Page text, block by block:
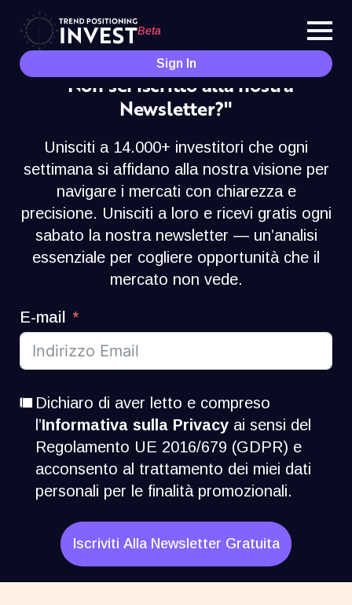
Beta
Sign In
"Non sei iscritto alla nostra
Newsletter?"
Unisciti a 14.000+ investitori che ogni
settimana si affidano alla nostra visione per
navigare i mercati con chiarezza e
precisione. Unisciti a loro e ricevi gratis ogni
sabato la nostra newsletter — un’analisi
essenziale per cogliere opportunità che il
mercato non vede.
E-mail
Dichiaro di aver letto e compreso
l’Informativa sulla Privacy ai sensi del
Regolamento UE 2016/679 (GDPR) e
acconsento al trattamento dei miei dati
personali per le finalità promozionali.
Iscriviti Alla Newsletter Gratuita